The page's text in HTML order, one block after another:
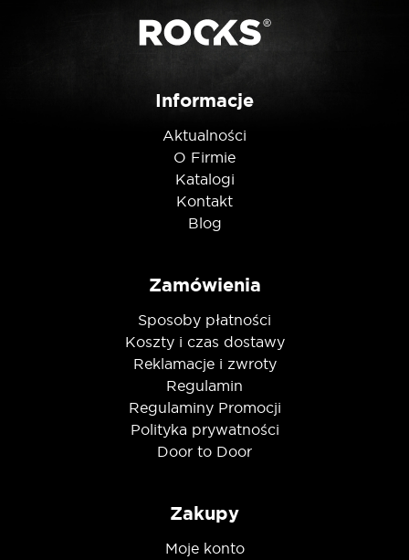
Nie jestem robotem
Informacje
Aktualności
O Firmie
Katalogi
Kontakt
Blog
Zamówienia
Sposoby płatności
Koszty i czas dostawy
Reklamacje i zwroty
Regulamin
Regulaminy Promocji
Polityka prywatności
Door to Door
Zakupy
Moje konto